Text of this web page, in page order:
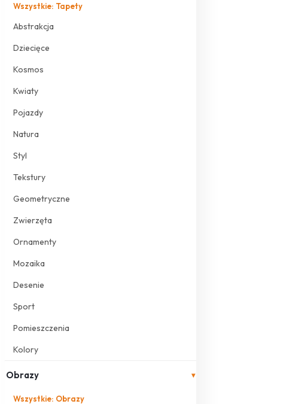
Wszystkie: Tapety
Abstrakcja
Dziecięce
Kosmos
Kwiaty
Pojazdy
Natura
Styl
Tekstury
Geometryczne
Zwierzęta
Ornamenty
Mozaika
Desenie
Sport
Pomieszczenia
Kolory
Obrazy ▾
Wszystkie: Obrazy